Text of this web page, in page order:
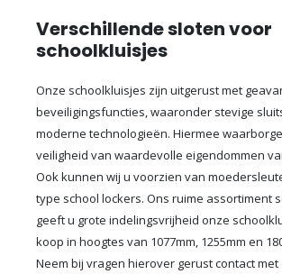
Verschillende sloten voor
schoolkluisjes
Onze schoolkluisjes zijn uitgerust met
beveiligingsfuncties, waaronder stevige
moderne technologieën. Hiermee
veiligheid van waardevolle eigendommen
Ook kunnen wij u voorzien van
type school lockers. Ons ruime assortiment
geeft u grote indelingsvrijheid onze
koop in hoogtes van 1077mm, 1255mm en
Neem bij vragen hierover gerust contact met